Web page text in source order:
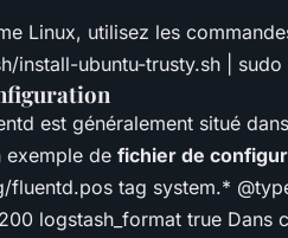
Linux, utilisez les
install-ubuntu-trusty.sh | sudo
est généralement situé dans
exemple de fichier de
fluentd.pos tag system.*
logstash_format true Dans